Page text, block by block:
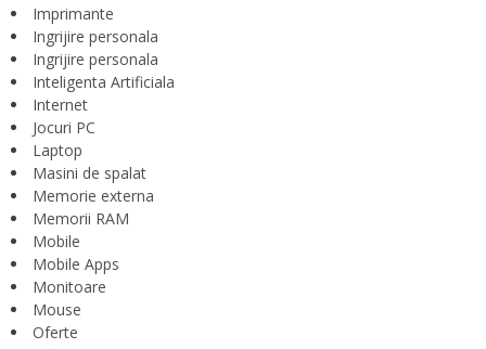
Imprimante
Ingrijire personala
Ingrijire personala
Inteligenta Artificiala
Internet
Jocuri PC
Laptop
Masini de spalat
Memorie externa
Memorii RAM
Mobile
Mobile Apps
Monitoare
Mouse
Oferte